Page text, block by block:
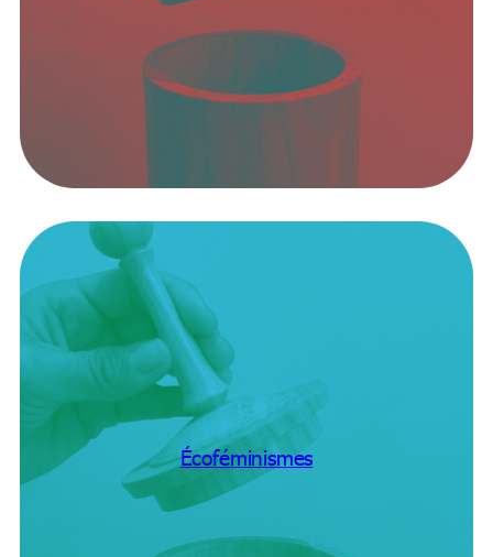
Écoféminismes